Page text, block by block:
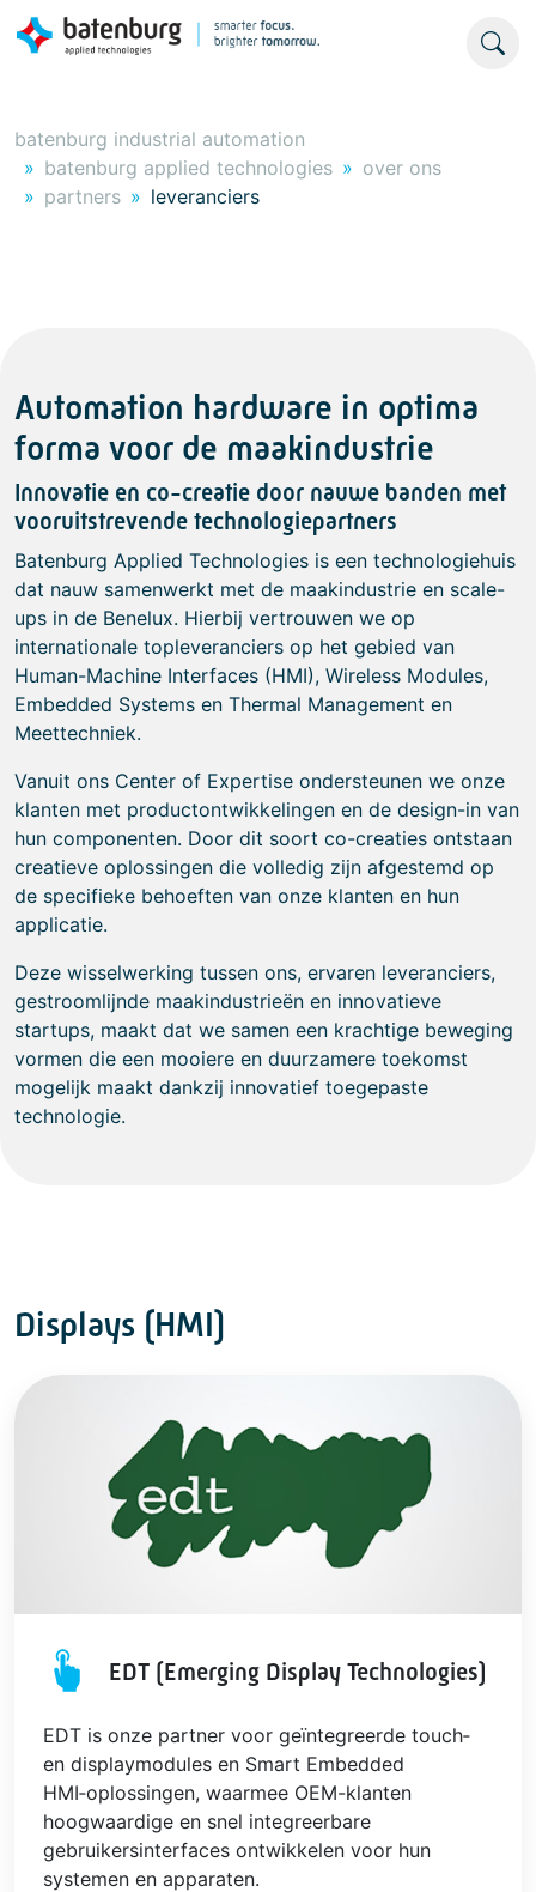
batenburg industrial automation
batenburg applied technologies
over ons
partners
leveranciers
Automation hardware in optima
forma voor de maakindustrie
Innovatie en co-creatie door nauwe banden met
vooruitstrevende technologiepartners
Batenburg Applied Technologies is een technologiehuis
dat nauw samenwerkt met de maakindustrie en scale-
ups in de Benelux. Hierbij vertrouwen we op
internationale topleveranciers op het gebied van
Human-Machine Interfaces (HMI), Wireless Modules,
Embedded Systems en Thermal Management en
Meettechniek.
Vanuit ons Center of Expertise ondersteunen we onze
klanten met productontwikkelingen en de design-in van
hun componenten. Door dit soort co-creaties ontstaan
creatieve oplossingen die volledig zijn afgestemd op
de specifieke behoeften van onze klanten en hun
applicatie.
Deze wisselwerking tussen ons, ervaren leveranciers,
gestroomlijnde maakindustrieën en innovatieve
startups, maakt dat we samen een krachtige beweging
vormen die een mooiere en duurzamere toekomst
mogelijk maakt dankzij innovatief toegepaste
technologie.
Displays (HMI)
EDT (Emerging Display Technologies)
EDT is onze partner voor geïntegreerde touch‑
en displaymodules en Smart Embedded
HMI‑oplossingen, waarmee OEM-klanten
hoogwaardige en snel integreerbare
gebruikersinterfaces ontwikkelen voor hun
systemen en apparaten.